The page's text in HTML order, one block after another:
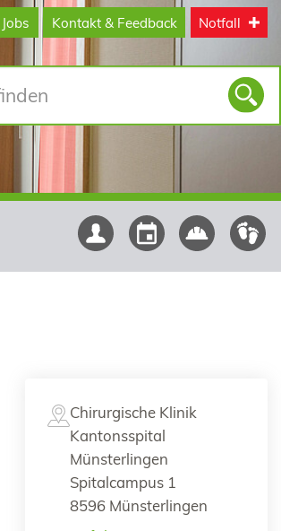
Jobs Kontakt & Feedback Notfall
Chirurgische Klinik
Kantonsspital
Münsterlingen
Spitalcampus 1
8596 Münsterlingen